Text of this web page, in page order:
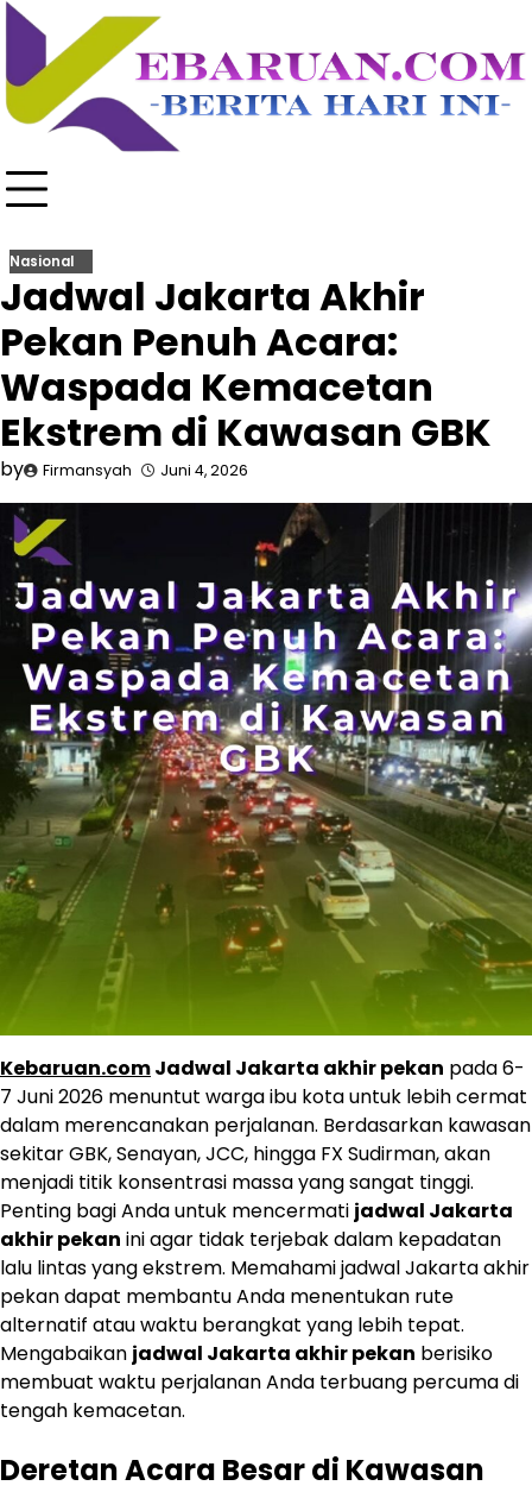
Skip
content
Nasional
Jadwal Jakarta Akhir
Pekan Penuh Acara:
Waspada Kemacetan
Ekstrem di Kawasan GBK
by Firmansyah Juni 4, 2026
Kebaruan.comJadwal Jakarta akhir pekan pada 6-
7 Juni 2026 menuntut warga ibu kota untuk lebih cermat
dalam merencanakan perjalanan. Berdasarkan kawasan
sekitar GBK, Senayan, JCC, hingga FX Sudirman, akan
menjadi titik konsentrasi massa yang sangat tinggi.
Penting bagi Anda untuk mencermati jadwal Jakarta
akhir pekan ini agar tidak terjebak dalam kepadatan
lalu lintas yang ekstrem. Memahami jadwal Jakarta akhir
pekan dapat membantu Anda menentukan rute
alternatif atau waktu berangkat yang lebih tepat.
Mengabaikan jadwal Jakarta akhir pekan berisiko
membuat waktu perjalanan Anda terbuang percuma di
tengah kemacetan.
Deretan Acara Besar di Kawasan